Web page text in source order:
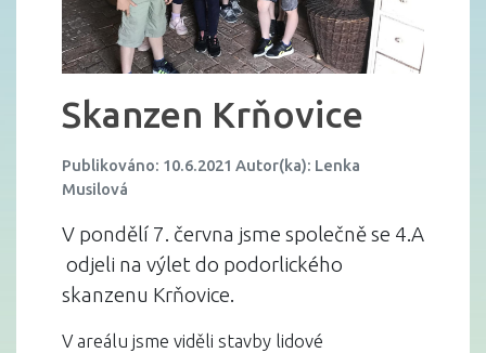
Skanzen Krňovice
Publikováno: 10.6.2021 Autor(ka): Lenka
Musilová
V pondělí 7. června jsme společně se 4.A
odjeli na výlet do podorlického
skanzenu Krňovice.
V areálu jsme viděli stavby lidové